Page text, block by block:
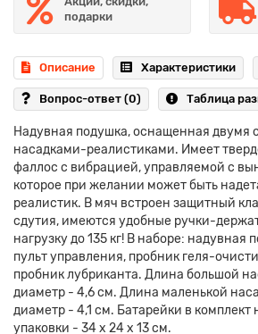
подарки
Описание Характеристики
Вопрос-ответ (0) Таблица
Надувная подушка, оснащенная двумя
насадками-реалистиками. Имеет
фаллос с вибрацией, управляемой с
которое при желании может быть
реалистик. В мяч встроен защитный
сдутия, имеются удобные ручки-
нагрузку до 135 кг! В наборе: надувная
пульт управления, пробник геля-
пробник лубриканта. Длина большой
диаметр - 4,6 см. Длина маленькой
диаметр - 4,1 см. Батарейки в комплект
упаковки - 34 х 24 х 13 см.